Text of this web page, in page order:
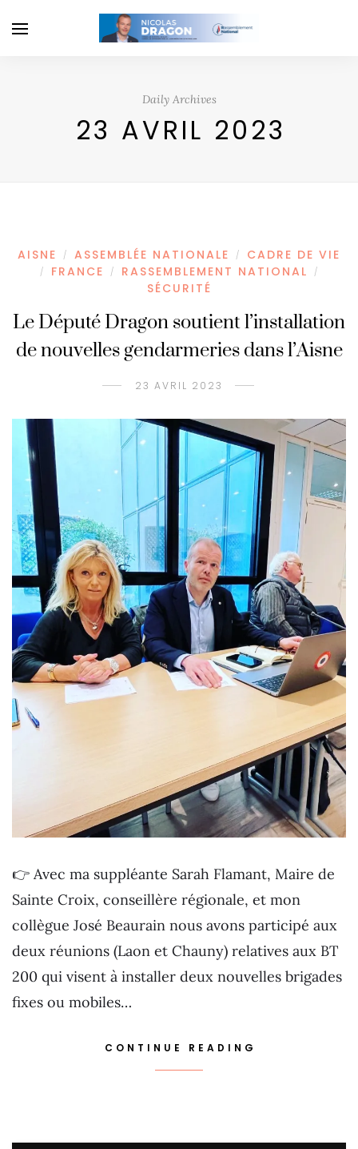
Daily Archives
23 AVRIL 2023
AISNE / ASSEMBLÉE NATIONALE / CADRE DE VIE
/ FRANCE / RASSEMBLEMENT NATIONAL /
SÉCURITÉ
Le Député Dragon soutient l’installation
de nouvelles gendarmeries dans l’Aisne
23 AVRIL 2023
👉 Avec ma suppléante Sarah Flamant, Maire de
Sainte Croix, conseillère régionale, et mon
collègue José Beaurain nous avons participé aux
deux réunions (Laon et Chauny) relatives aux BT
200 qui visent à installer deux nouvelles brigades
fixes ou mobiles…
CONTINUE READING